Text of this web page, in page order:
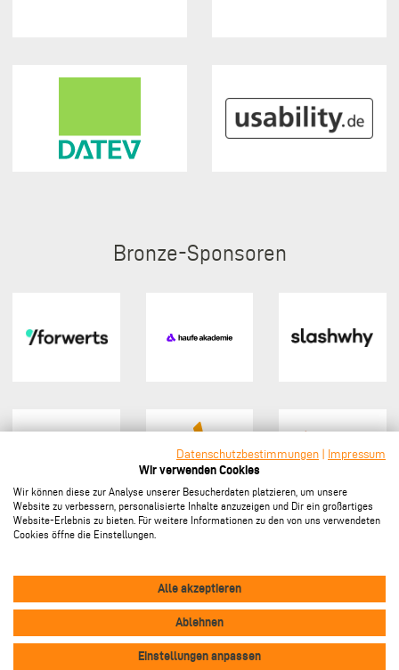
Bronze
Datenschutz Kontakt
Datenschutzbestimmungen
Impressum
Wir verwenden Cookies
Wir können diese zur Analyse unserer Besucherdaten platzieren, um unsere
Website zu verbessern, personalisierte Inhalte anzuzeigen und Dir ein großartiges
Website-Erlebnis zu bieten. Für weitere Informationen zu den von uns verwendeten
Cookies öffne die Einstellungen.
Alle akzeptieren
Ablehnen
Einstellungen anpassen